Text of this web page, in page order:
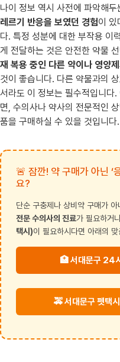
나이 정보 역시 사전에 파악해두
레르기 반응을 보였던 경험이 있
다. 특정 성분에 대한 부작용 이
게 전달하는 것은 안전한 약물
재 복용 중인 다른 약이나 영양
것이 좋습니다. 다른 약물과의
서라도 이 정보는 필수적입니다
면, 수의사나 약사의 전문적인
품을 구매하실 수 있을 것입니다.
🚨 잠깐! 약 구매가 아닌 ‘
요?
단순 구충제나 상비약 구매가
전문 수의사의 진료가 필요하거
택시)이 필요하시다면 아래의
🏥 서대문구 24
🚕 서대문구 펫택